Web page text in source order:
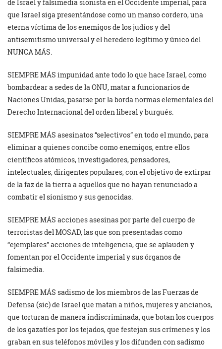
de Israel y falsimedia sionista en el Occidente imperial, para
que Israel siga presentándose como un manso cordero, una
eterna víctima de los enemigos de los judíos y del
antisemitismo universal y el heredero legítimo y único del
NUNCA MÁS.
SIEMPRE MÁS impunidad ante todo lo que hace Israel, como
bombardear a sedes de la ONU, matar a funcionarios de
Naciones Unidas, pasarse por la borda normas elementales del
Derecho Internacional del orden liberal y burgués.
SIEMPRE MÁS asesinatos “selectivos” en todo el mundo, para
eliminar a quienes concibe como enemigos, entre ellos
científicos atómicos, investigadores, pensadores,
intelectuales, dirigentes populares, con el objetivo de extirpar
de la faz de la tierra a aquellos que no hayan renunciado a
combatir el sionismo y sus genocidas.
SIEMPRE MÁS acciones asesinas por parte del cuerpo de
terroristas del MOSAD, las que son presentadas como
“ejemplares” acciones de inteligencia, que se aplauden y
fomentan por el Occidente imperial y sus órganos de
falsimedia.
SIEMPRE MÁS sadismo de los miembros de las Fuerzas de
Defensa (sic) de Israel que matan a niños, mujeres y ancianos,
que torturan de manera indiscriminada, que botan los cuerpos
de los gazatíes por los tejados, que festejan sus crímenes y los
graban en sus teléfonos móviles y los difunden con sadismo